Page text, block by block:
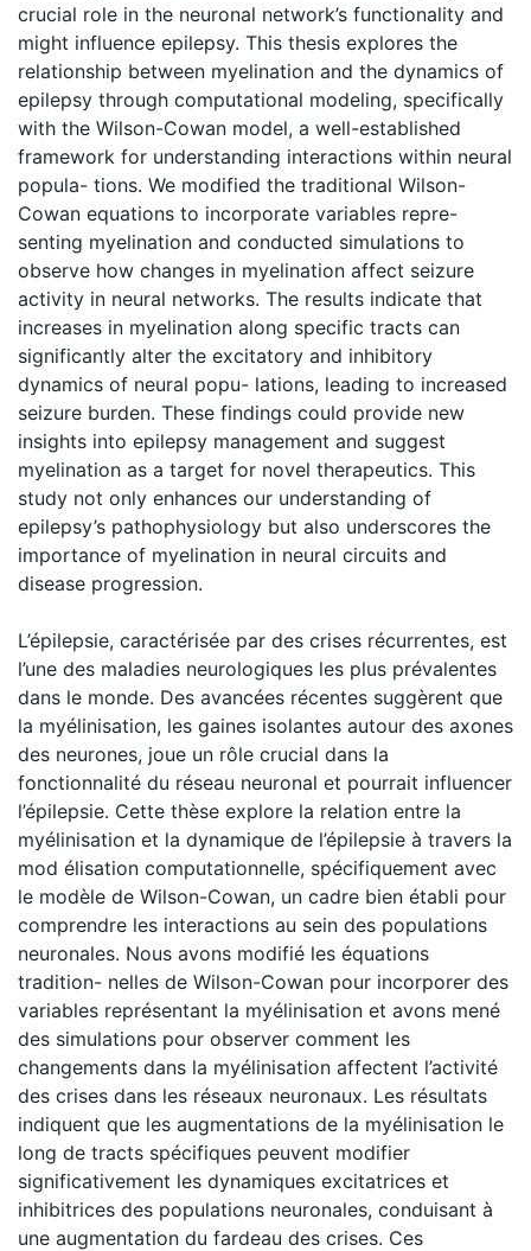
crucial role in the neuronal network’s functionality and
might influence epilepsy. This thesis explores the
relationship between myelination and the dynamics of
epilepsy through computational modeling, specifically
with the Wilson-Cowan model, a well-established
framework for understanding interactions within neural
popula- tions. We modified the traditional Wilson-
Cowan equations to incorporate variables repre-
senting myelination and conducted simulations to
observe how changes in myelination affect seizure
activity in neural networks. The results indicate that
increases in myelination along specific tracts can
significantly alter the excitatory and inhibitory
dynamics of neural popu- lations, leading to increased
seizure burden. These findings could provide new
insights into epilepsy management and suggest
myelination as a target for novel therapeutics. This
study not only enhances our understanding of
epilepsy’s pathophysiology but also underscores the
importance of myelination in neural circuits and
disease progression.
L’épilepsie, caractérisée par des crises récurrentes, est
l’une des maladies neurologiques les plus prévalentes
dans le monde. Des avancées récentes suggèrent que
la myélinisation, les gaines isolantes autour des axones
des neurones, joue un rôle crucial dans la
fonctionnalité du réseau neuronal et pourrait influencer
l’épilepsie. Cette thèse explore la relation entre la
myélinisation et la dynamique de l’épilepsie à travers la
mod élisation computationnelle, spécifiquement avec
le modèle de Wilson-Cowan, un cadre bien établi pour
comprendre les interactions au sein des populations
neuronales. Nous avons modifié les équations
tradition- nelles de Wilson-Cowan pour incorporer des
variables représentant la myélinisation et avons mené
des simulations pour observer comment les
changements dans la myélinisation affectent l’activité
des crises dans les réseaux neuronaux. Les résultats
indiquent que les augmentations de la myélinisation le
long de tracts spécifiques peuvent modifier
significativement les dynamiques excitatrices et
inhibitrices des populations neuronales, conduisant à
une augmentation du fardeau des crises. Ces